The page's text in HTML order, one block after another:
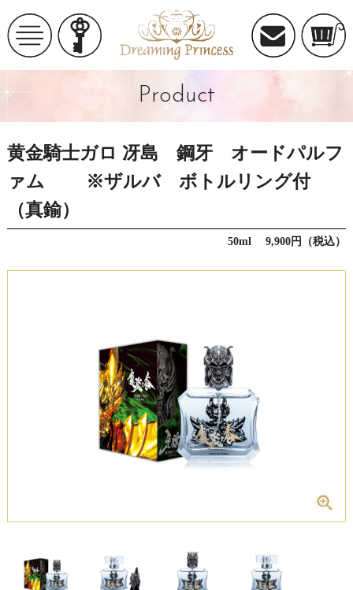
Product
黄金騎士ガロ 冴島 鋼牙 オードパルフ
ァム ※ザルバ ボトルリング付
（真鍮）
50ml 9,900円（税込）